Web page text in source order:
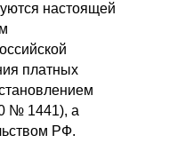
настоящей
платных
№ 1441), а
РФ.